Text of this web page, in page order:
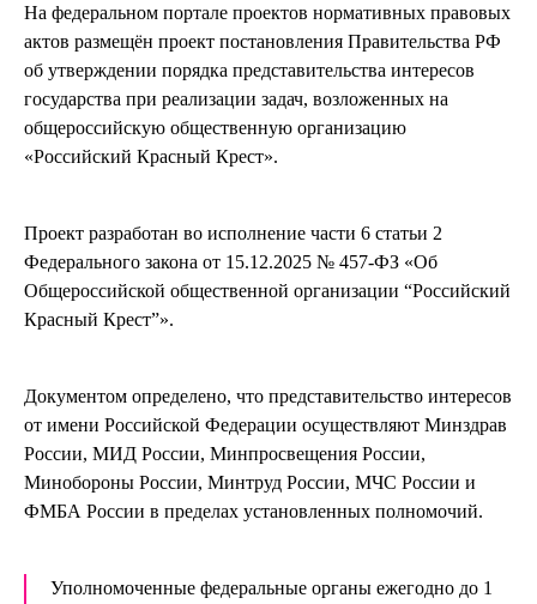
На федеральном портале проектов нормативных правовых
актов размещён проект постановления Правительства РФ
об утверждении порядка представительства интересов
государства при реализации задач, возложенных на
общероссийскую общественную организацию
«Российский Красный Крест».
Проект разработан во исполнение части 6 статьи 2
Федерального закона от 15.12.2025 № 457-ФЗ «Об
Общероссийской общественной организации “Российский
Красный Крест”».
Документом определено, что представительство интересов
от имени Российской Федерации осуществляют Минздрав
России, МИД России, Минпросвещения России,
Минобороны России, Минтруд России, МЧС России и
ФМБА России в пределах установленных полномочий.
Уполномоченные федеральные органы ежегодно до 1